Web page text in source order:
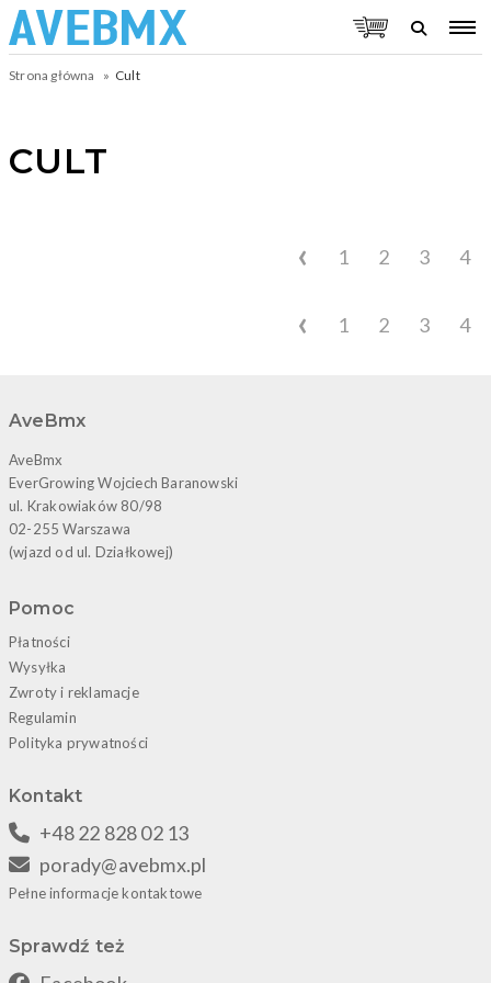
Strona główna Cult
CULT
‹ 1 2 3 4
‹ 1 2 3 4
AveBmx
AveBmx
EverGrowing Wojciech Baranowski
ul. Krakowiaków 80/98
02-255 Warszawa
(wjazd od ul. Działkowej)
Pomoc
Płatności
Wysyłka
Zwroty i reklamacje
Regulamin
Polityka prywatności
Kontakt
+48 22 828 02 13
porady@avebmx.pl
Pełne informacje kontaktowe
Sprawdź też